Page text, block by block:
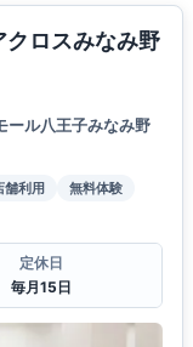
ロスみなみ野
ール八王子みなみ野
舗利用
無料体験
定休日
毎月15日